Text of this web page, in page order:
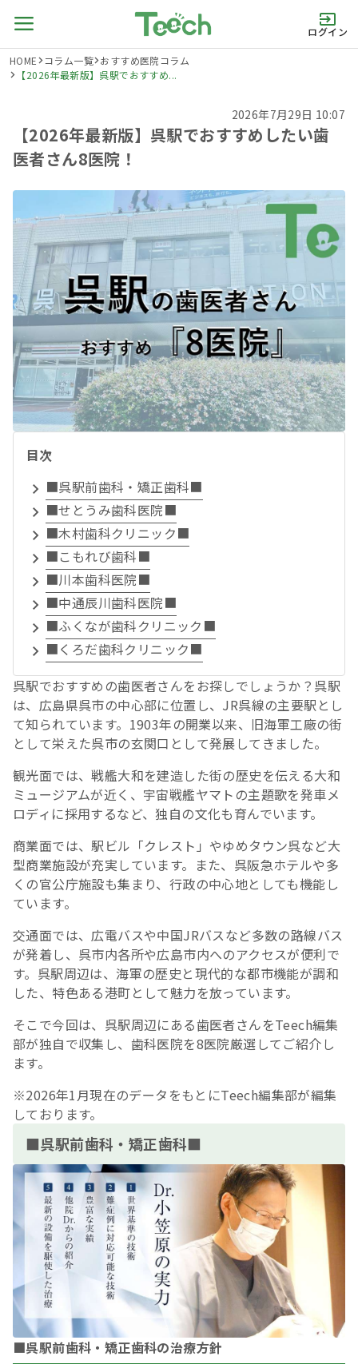
ログイン
HOME コラム一覧 おすすめ医院コラム
【2026年最新版】呉駅でおすすめ...
2026年7月29日 10:07
【2026年最新版】呉駅でおすすめしたい歯
医者さん8医院！
目次
■呉駅前歯科・矯正歯科■
■せとうみ歯科医院■
■木村歯科クリニック■
■こもれび歯科■
■川本歯科医院■
■中通辰川歯科医院■
■ふくなが歯科クリニック■
■くろだ歯科クリニック■
呉駅でおすすめの歯医者さんをお探しでしょうか？呉駅
は、広島県呉市の中心部に位置し、JR呉線の主要駅とし
て知られています。1903年の開業以来、旧海軍工廠の街
として栄えた呉市の玄関口として発展してきました。
観光面では、戦艦大和を建造した街の歴史を伝える大和
ミュージアムが近く、宇宙戦艦ヤマトの主題歌を発車メ
ロディに採用するなど、独自の文化も育んでいます。
商業面では、駅ビル「クレスト」やゆめタウン呉など大
型商業施設が充実しています。また、呉阪急ホテルや多
くの官公庁施設も集まり、行政の中心地としても機能し
ています。
交通面では、広電バスや中国JRバスなど多数の路線バス
が発着し、呉市内各所や広島市内へのアクセスが便利で
す。呉駅周辺は、海軍の歴史と現代的な都市機能が調和
した、特色ある港町として魅力を放っています。
そこで今回は、呉駅周辺にある歯医者さんをTeech編集
部が独自で収集し、歯科医院を8医院厳選してご紹介し
ます。
※2026年1月現在のデータをもとにTeech編集部が編集
しております。
■呉駅前歯科・矯正歯科■
■呉駅前歯科・矯正歯科の治療方針